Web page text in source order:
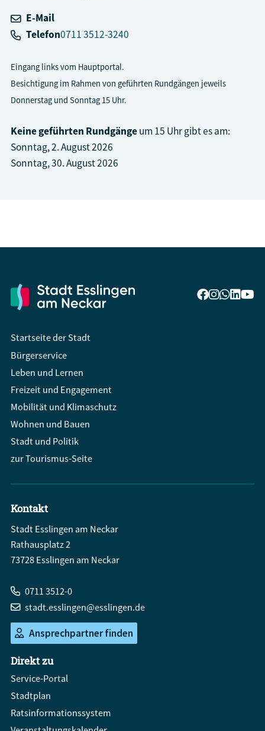
E-Mail
Telefon0711 3512-3240
Eingang links vom Hauptportal.
Besichtigung im Rahmen von geführten Rundgängen jeweils
Donnerstag und Sonntag 15 Uhr.
Keine geführten Rundgängeum 15 Uhr gibt es am:
Sonntag, 2. August 2026
Sonntag, 30. August 2026
Startseite der Stadt
Bürgerservice
Leben und Lernen
Freizeit und Engagement
Mobilität und Klimaschutz
Wohnen und Bauen
Stadt und Politik
zur Tourismus-Seite
Kontakt
Stadt Esslingen am Neckar
Rathausplatz 2
73728 Esslingen am Neckar
0711 3512-0
stadt.esslingen@esslingen.de
Ansprechpartner finden
Direkt zu
Service-Portal
Stadtplan
Ratsinformationssystem